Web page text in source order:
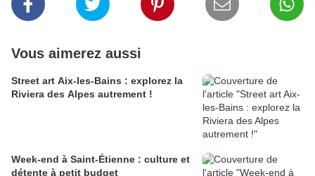
Vous aimerez aussi
Street art Aix-les-Bains : explorez la
Riviera des Alpes autrement !
Week-end à Saint-Étienne : culture et
détente à petit budget